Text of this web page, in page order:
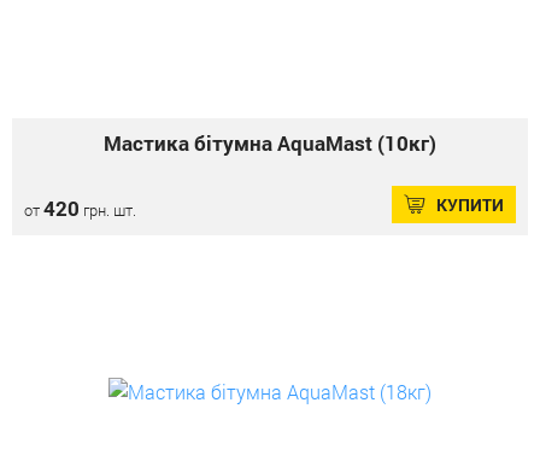
Мастика бітумна AquaMast (10кг)
от420 грн. шт. КУПИТИ